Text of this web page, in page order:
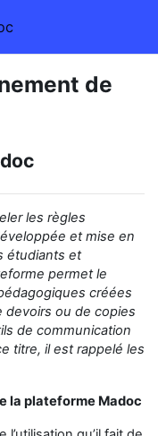
de
les règles
et mise en
étudiants et
permet le
créées
devoirs ou de copies
de communication
titre, il est rappelé les
la plateforme Madoc